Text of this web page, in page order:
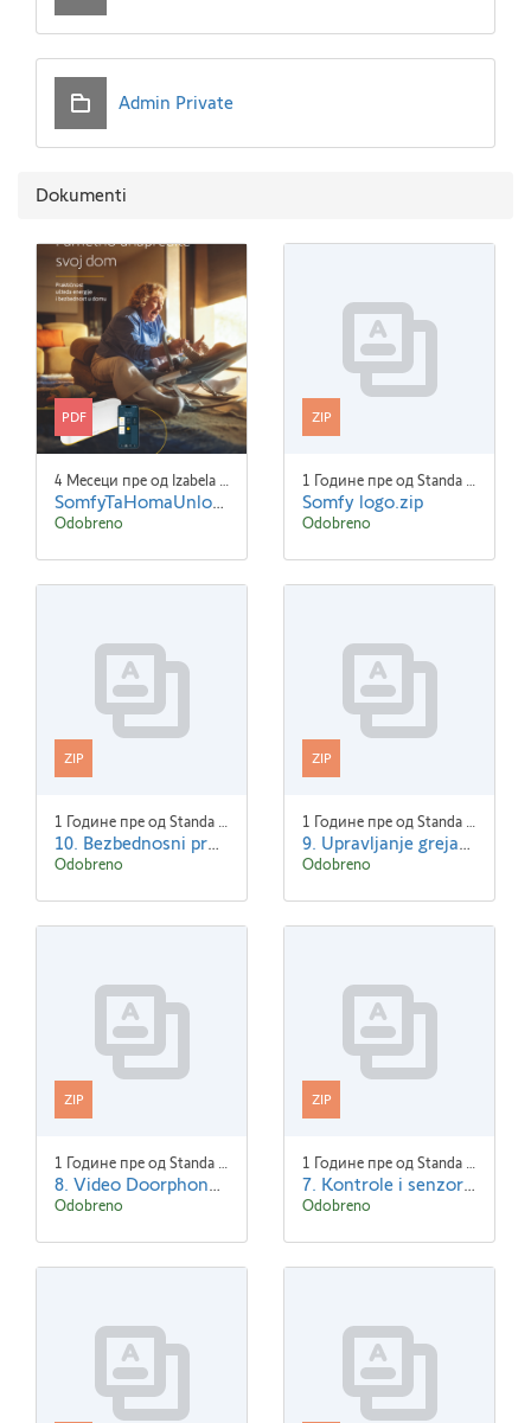
Admin Private
Dokumenti
PDF
4 Месеци пре од Izabela Gwozdzik
SomfyTaHomaUnlock-B2C-Brochure A4 SR 3.pdf
Odobreno
ZIP
1 Године пре од Standa Blaha
Somfy logo.zip
Odobreno
ZIP
1 Године пре од Standa Blaha
10. Bezbednosni proizvodi.zip
Odobreno
ZIP
1 Године пре од Standa Blaha
9. Upravljanje grejanjem.zip
Odobreno
ZIP
1 Године пре од Standa Blaha
8. Video Doorphones.zip
Odobreno
ZIP
1 Године пре од Standa Blaha
7. Kontrole i senzori.zip
Odobreno